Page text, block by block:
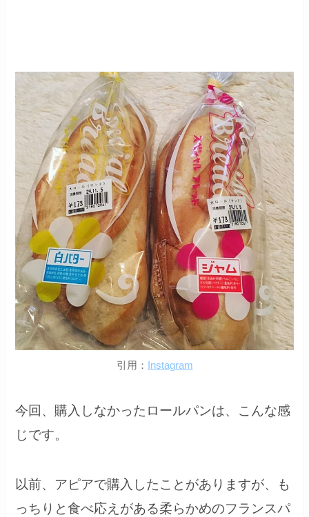
引用： Instagram
今回、購入しなかったロールパンは、こんな感
じです。
以前、アピアで購入したことがありますが、も
っちりと食べ応えがある柔らかめのフランスパ